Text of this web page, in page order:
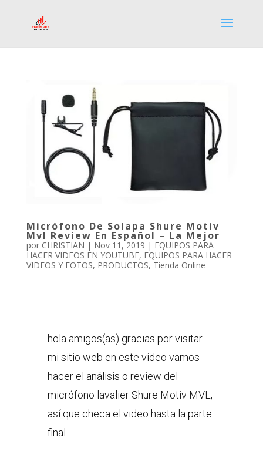
Micrófono De Solapa Shure Motiv
Mvl Review En Español – La Mejor
por CHRISTIAN | Nov 11, 2019 | EQUIPOS PARA
HACER VIDEOS EN YOUTUBE, EQUIPOS PARA HACER
VIDEOS Y FOTOS, PRODUCTOS, Tienda Online
hola amigos(as) gracias por visitar
mi sitio web en este video vamos
hacer el análisis o review del
micrófono lavalier Shure Motiv MVL,
así que checa el video hasta la parte
final.